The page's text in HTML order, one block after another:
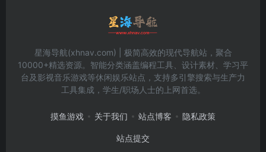
星海导航(xhnav.com) | 极简高效的现代导航站，聚合
10000+精选资源。智能分类涵盖编程工具、设计素材、学习平
台及影视音乐游戏等休闲娱乐站点，支持多引擎搜索与生产力
工具集成，学生/职场人士的上网首选。
摸鱼游戏 关于我们 站点博客 隐私政策
站点提交